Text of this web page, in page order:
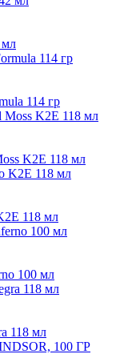
мл
114 гр
K2E 118 мл
118 мл
100 мл
118 мл